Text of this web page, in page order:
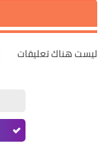
ليست هناك تعليقات